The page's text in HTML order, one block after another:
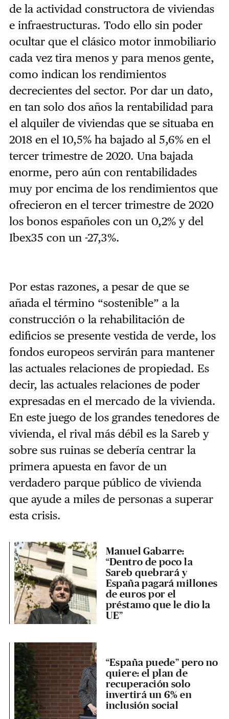
de la actividad constructora de viviendas
e infraestructuras. Todo ello sin poder
ocultar que el clásico motor inmobiliario
cada vez tira menos y para menos gente,
como indican los rendimientos
decrecientes del sector. Por dar un dato,
en tan solo dos años la rentabilidad para
el alquiler de viviendas que se situaba en
2018 en el 10,5% ha bajado al 5,6% en el
tercer trimestre de 2020. Una bajada
enorme, pero aún con rentabilidades
muy por encima de los rendimientos que
ofrecieron en el tercer trimestre de 2020
los bonos españoles con un 0,2% y del
Ibex35 con un -27,3%.
Por estas razones, a pesar de que se
añada el término “sostenible” a la
construcción o la rehabilitación de
edificios se presente vestida de verde, los
fondos europeos servirán para mantener
las actuales relaciones de propiedad. Es
decir, las actuales relaciones de poder
expresadas en el mercado de la vivienda.
En este juego de los grandes tenedores de
vivienda, el rival más débil es la Sareb y
sobre sus ruinas se debería centrar la
primera apuesta en favor de un
verdadero parque público de vivienda
que ayude a miles de personas a superar
esta crisis.
Manuel Gabarre:
“Dentro de poco la
Sareb quebrará y
España pagará millones
de euros por el
préstamo que le dio la
UE”
“España puede” pero no
quiere: el plan de
recuperación solo
invertirá un 6% en
inclusión social